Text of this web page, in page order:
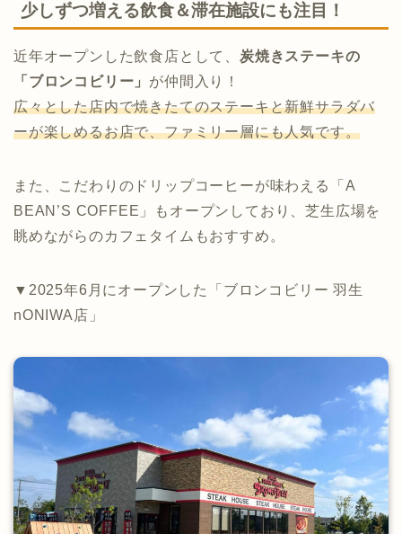
少しずつ増える飲食＆滞在施設にも注目！
近年オープンした飲食店として、 炭焼きステーキの
「ブロンコビリー」 が仲間入り！
広々とした店内で焼きたてのステーキと新鮮サラダバ
ーが楽しめるお店で、ファミリー層にも人気です。
また、こだわりのドリップコーヒーが味わえる「A
BEAN’S COFFEE」もオープンしており、芝生広場を
眺めながらのカフェタイムもおすすめ。
▼2025年6月にオープンした「ブロンコビリー 羽生
nONIWA店」